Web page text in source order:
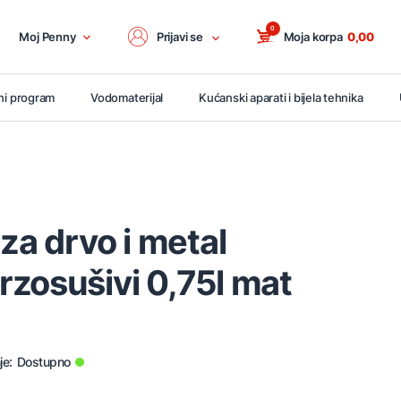
Moj Penny Prijavi se Moja korpa
0
0,00
program Vodomaterijal Kućanski aparati i bijela tehnika
drvo i metal
0,75l mat
Dostupno